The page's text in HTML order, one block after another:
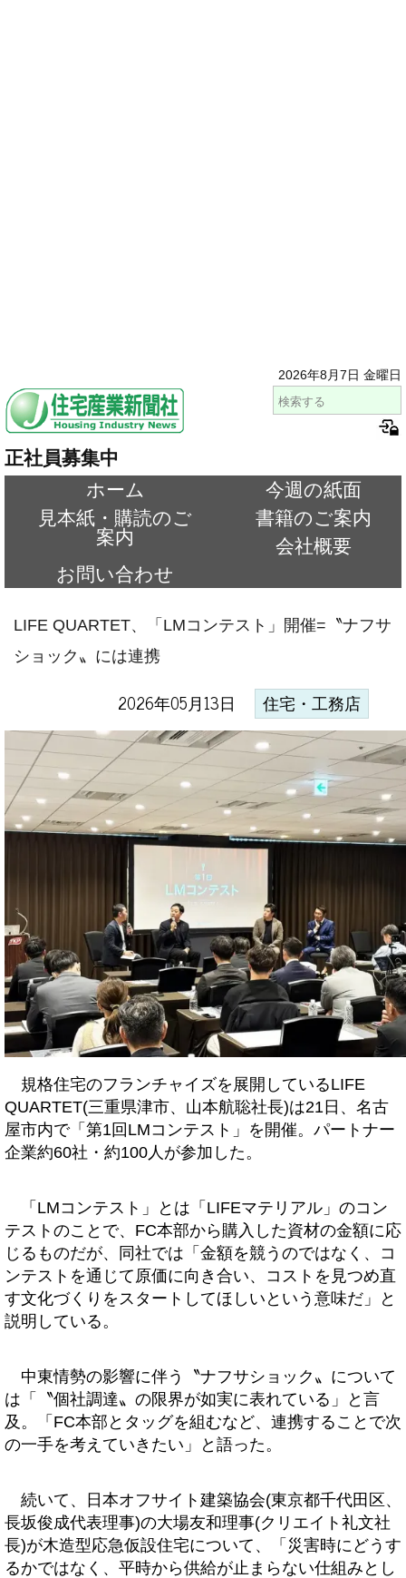
2026年8月7日 金曜日
正社員募集中
ホーム
今週の紙面
見本紙・購読のご
案内
書籍のご案内
会社概要
お問い合わせ
LIFE QUARTET、「LMコンテスト」開催=〝ナフサ
ショック〟には連携
2026年05月13日 住宅・工務店
規格住宅のフランチャイズを展開しているLIFE
QUARTET(三重県津市、山本航聡社長)は21日、名古
屋市内で「第1回LMコンテスト」を開催。パートナー
企業約60社・約100人が参加した。
「LMコンテスト」とは「LIFEマテリアル」のコン
テストのことで、FC本部から購入した資材の金額に応
じるものだが、同社では「金額を競うのではなく、コ
ンテストを通じて原価に向き合い、コストを見つめ直
す文化づくりをスタートしてほしいという意味だ」と
説明している。
中東情勢の影響に伴う〝ナフサショック〟について
は「〝個社調達〟の限界が如実に表れている」と言
及。「FC本部とタッグを組むなど、連携することで次
の一手を考えていきたい」と語った。
続いて、日本オフサイト建築協会(東京都千代田区、
長坂俊成代表理事)の大場友和理事(クリエイト礼文社
長)が木造型応急仮設住宅について、「災害時にどうす
るかではなく、平時から供給が止まらない仕組みとし